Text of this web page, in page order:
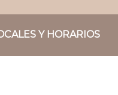
Y HORARIOS